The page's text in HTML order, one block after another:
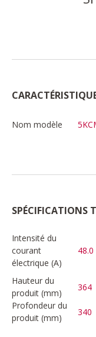
Nom modèle
SPÉCIFICATIONS
Intensité du
courant
électrique (A)
48.0
Hauteur du
produit (mm)
364
Profondeur du
produit (mm)
340